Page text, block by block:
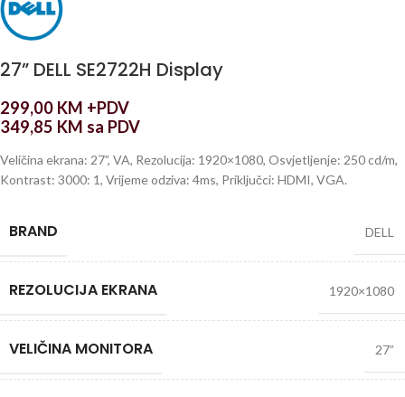
27” DELL SE2722H Display
299,00 KM +PDV
349,85 KM sa PDV
Veličina ekrana: 27”, VA, Rezolucija: 1920×1080, Osvjetljenje: 250 cd/m,
Kontrast: 3000: 1, Vrijeme odziva: 4ms, Priključci: HDMI, VGA.
BRAND DELL
REZOLUCIJA EKRANA 1920×1080
VELIČINA MONITORA 27”